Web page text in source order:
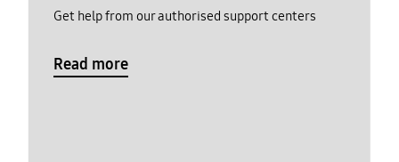
Get help from our authorised support centers
Read more